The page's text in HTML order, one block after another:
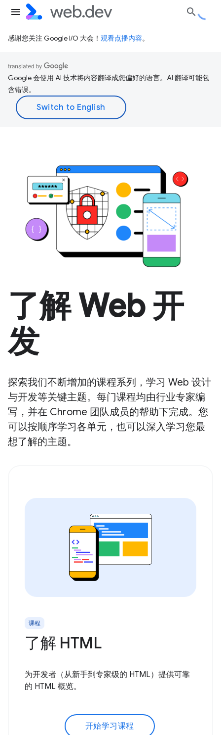
感谢您关注 Google I/O 大会！ 观看点播内容。
Google 会使用 AI 技术将内容翻译成您偏好的语言。AI 翻译可能包
含错误。
了解 Web 开
发
探索我们不断增加的课程系列，学习 Web 设计
与开发等关键主题。每门课程均由行业专家编
写，并在 Chrome 团队成员的帮助下完成。您
可以按顺序学习各单元，也可以深入学习您最
想了解的主题。
课程
了解 HTML
为开发者（从新手到专家级的 HTML）提供可靠
的 HTML 概览。
开始学习课程